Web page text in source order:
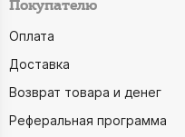
Покупателю
Оплата
Доставка
Возврат товара и денег
Реферальная программа